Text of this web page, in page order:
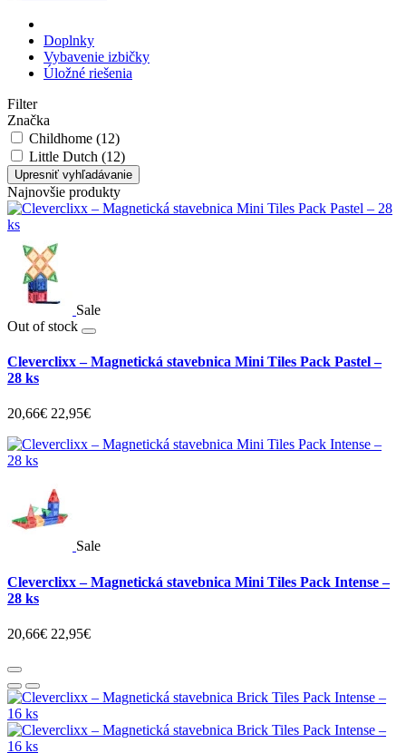
Doplnky
Vybavenie izbičky
Úložné riešenia
Filter
Značka
Childhome (12)
Little Dutch (12)
Upresniť vyhľadávanie
Najnovšie produkty
Sale
Out of stock
Cleverclixx – Magnetická stavebnica Mini Tiles Pack Pastel –
28 ks
20,66€ 22,95€
Sale
Cleverclixx – Magnetická stavebnica Mini Tiles Pack Intense –
28 ks
20,66€ 22,95€